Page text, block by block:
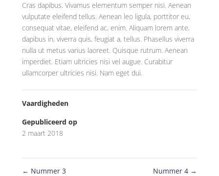
Cras dapibus. Vivamus elementum semper nisi. Aenean
vulputate eleifend tellus. Aenean leo ligula, porttitor eu,
consequat vitae, eleifend ac, enim. Aliquam lorem ante,
dapibus in, viverra quis, feugiat a, tellus. Phasellus viverra
nulla ut metus varius laoreet. Quisque rutrum. Aenean
imperdiet. Etiam ultricies nisi vel augue. Curabitur
ullamcorper ultricies nisi. Nam eget dui.
Vaardigheden
Gepubliceerd op
2 maart 2018
← Nummer 3 Nummer 4 →